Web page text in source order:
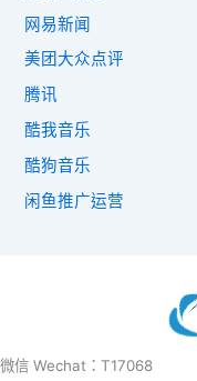
网易新闻
美团大众点评
腾讯
酷我音乐
酷狗音乐
闲鱼推广运营
微信 Wechat：T17068